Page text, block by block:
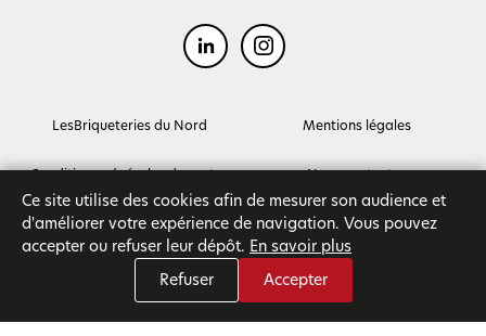
LesBriqueteries du Nord Mentions légales
Conditions générales de ventes Nous contacter
Ce site utilise des cookies afin de mesurer son audience et
d'améliorer votre expérience de navigation. Vous pouvez
accepter ou refuser leur dépôt. En savoir plus
Refuser
Accepter